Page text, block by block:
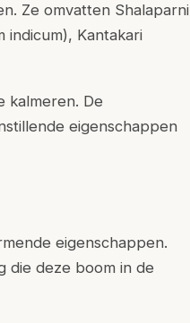
Ze omvatten Shalaparni
indicum), Kantakari
kalmeren. De
eigenschappen
eigenschappen.
die deze boom in de